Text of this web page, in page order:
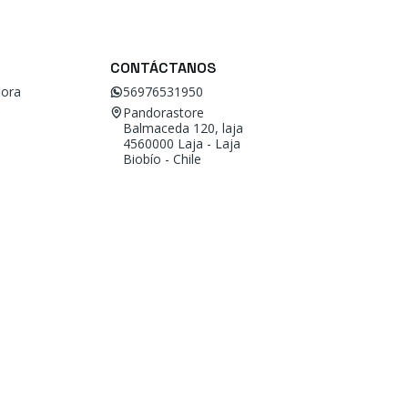
CONTÁCTANOS
56976531950
Pandorastore
Balmaceda 120, laja
4560000 Laja - Laja
Biobío - Chile